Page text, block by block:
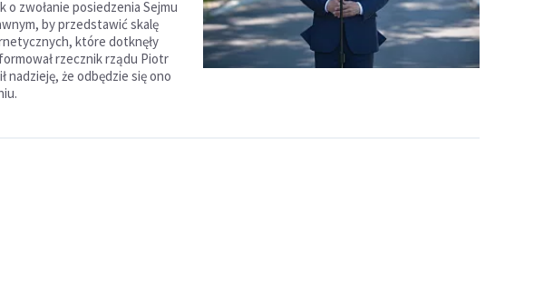
o zwołanie posiedzenia Sejmu
by przedstawić skalę
które dotknęły
rzecznik rządu Piotr
nadzieję, że odbędzie się ono